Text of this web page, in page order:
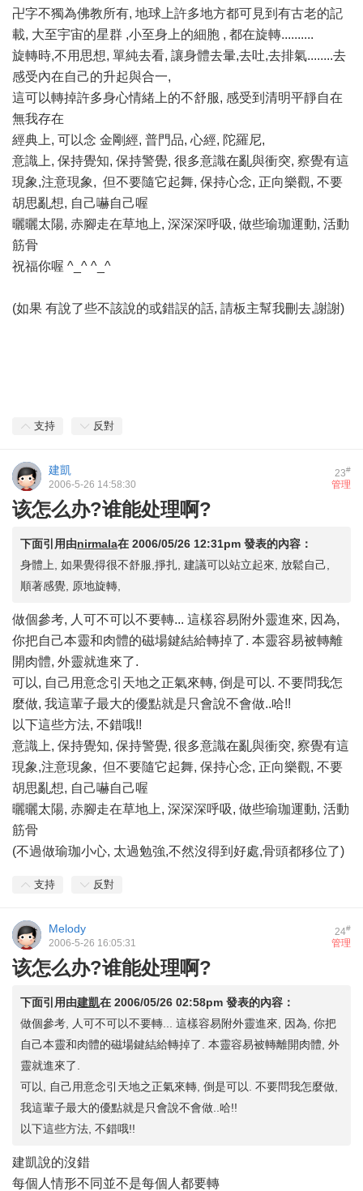
卍字不獨為佛教所有, 地球上許多地方都可見到有古老的記
載, 大至宇宙的星群 ,小至身上的細胞 , 都在旋轉..........
旋轉時,不用思想, 單純去看, 讓身體去暈,去吐,去排氣........去
感受內在自己的升起與合一,
這可以轉掉許多身心情緒上的不舒服, 感受到清明平靜自在
無我存在
經典上, 可以念 金剛經, 普門品, 心經, 陀羅尼,
意識上, 保持覺知, 保持警覺, 很多意識在亂與衝突, 察覺有這
現象,注意現象, 但不要隨它起舞, 保持心念, 正向樂觀, 不要
胡思亂想, 自己嚇自己喔
曬曬太陽, 赤腳走在草地上, 深深深呼吸, 做些瑜珈運動, 活動
筋骨
祝福你喔 ^_^ ^_^
(如果 有說了些不該說的或錯誤的話, 請板主幫我刪去,謝謝)
支持 反對
23#
建凱
管理
2006-5-26 14:58:30
该怎么办?谁能处理啊?
下面引用由nirmala在 2006/05/26 12:31pm 發表的內容：
身體上, 如果覺得很不舒服,掙扎, 建議可以站立起來, 放鬆自己,
順著感覺, 原地旋轉,
做個參考, 人可不可以不要轉... 這樣容易附外靈進來, 因為,
你把自己本靈和肉體的磁場鍵結給轉掉了. 本靈容易被轉離
開肉體, 外靈就進來了.
可以, 自己用意念引天地之正氣來轉, 倒是可以. 不要問我怎
麼做, 我這輩子最大的優點就是只會說不會做..哈!!
以下這些方法, 不錯哦!!
意識上, 保持覺知, 保持警覺, 很多意識在亂與衝突, 察覺有這
現象,注意現象, 但不要隨它起舞, 保持心念, 正向樂觀, 不要
胡思亂想, 自己嚇自己喔
曬曬太陽, 赤腳走在草地上, 深深深呼吸, 做些瑜珈運動, 活動
筋骨
(不過做瑜珈小心, 太過勉強,不然沒得到好處,骨頭都移位了)
支持 反對
24#
Melody
管理
2006-5-26 16:05:31
该怎么办?谁能处理啊?
下面引用由建凱在 2006/05/26 02:58pm 發表的內容：
做個參考, 人可不可以不要轉... 這樣容易附外靈進來, 因為, 你把
自己本靈和肉體的磁場鍵結給轉掉了. 本靈容易被轉離開肉體, 外
靈就進來了.
可以, 自己用意念引天地之正氣來轉, 倒是可以. 不要問我怎麼做,
我這輩子最大的優點就是只會說不會做..哈!!
以下這些方法, 不錯哦!!
建凱說的沒錯
每個人情形不同並不是每個人都要轉